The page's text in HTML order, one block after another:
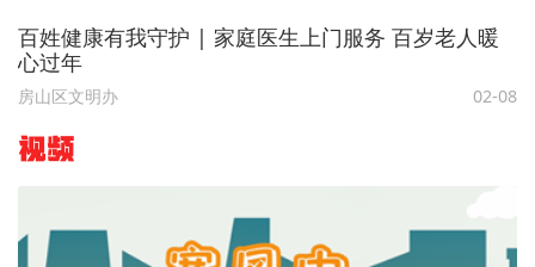
百姓健康有我守护 | 家庭医生上门服务 百岁老人暖
心过年
房山区文明办 02-08
视频